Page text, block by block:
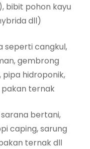
bibit pohon kayu
dll)
seperti cangkul,
gembrong
hidroponik,
ternak
bertani,
caping, sarung
ternak dll